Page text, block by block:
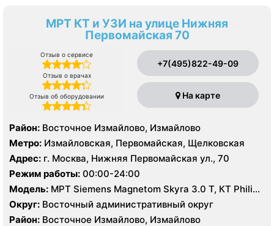
МРТ КТ и УЗИ на улице Нижняя
Первомайская 70
Отзыв о сервисе
Отзыв о врачах
Отзыв об оборудовании
+7(495)822-49-09
На карте
Район: Восточное Измайлово, Измайлово
Метро: Измайловская, Первомайская, Щелковская
Адрес: г. Москва, Нижняя Первомайская ул., 70
Режим работы: 00:00-24:00
Модель: МРТ Siemens Magnetom Skyra 3.0 Т, КТ Philips
Brilliance CT 64 среза, КТ Siemens Somatom Definition
128 срезов, УЗИ
Округ: Восточный административный округ
Район: Восточное Измайлово, Измайлово